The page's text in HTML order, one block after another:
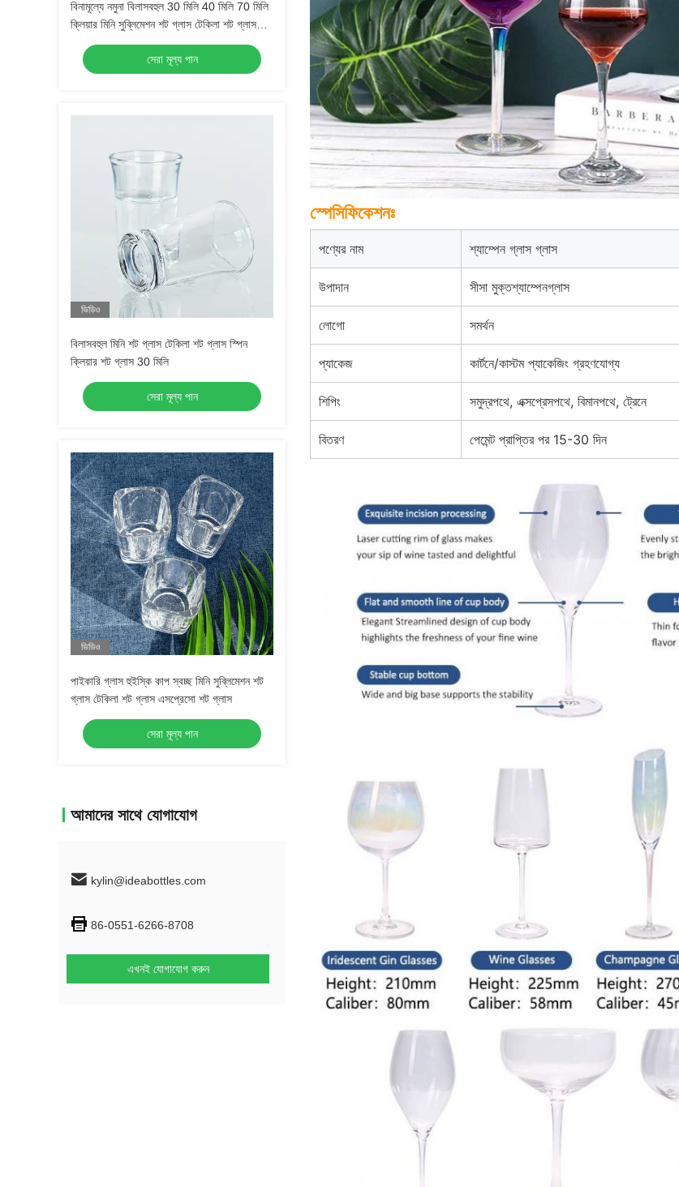
বিনামূল্যে নমুনা বিলাসবহুল 30 মিলি 40 মিলি 70 মিলি
ক্লিয়ার মিনি সুব্লিমেশন শট গ্লাস টেকিলা শট গ্লাস
এসপ্রেসো শট গ্লাস
সেরা মূল্য পান
ভিডিও
বিলাসবহুল মিনি শট গ্লাস টেকিলা শট গ্লাস স্পিন
ক্লিয়ার শট গ্লাস 30 মিলি
সেরা মূল্য পান
ভিডিও
পাইকারি গ্লাস হুইস্কি কাপ স্বচ্ছ মিনি সুব্লিমেশন শট
গ্লাস টেকিলা শট গ্লাস এসপ্রেসো শট গ্লাস
সেরা মূল্য পান
আমাদের সাথে যোগাযোগ
kylin@ideabottles.com
86-0551-6266-8708
এখনই যোগাযোগ করুন
স্পেসিফিকেশনঃ
পণ্যের নাম শ্যাম্পেন গ্লাস গ্লাস
উপাদান সীসা মুক্তশ্যাম্পেনগ্লাস
লোগো সমর্থন
প্যাকেজ কার্টনে/কাস্টম প্যাকেজিং গ্রহণযোগ্য
শিপিং সমুদ্রপথে, এক্সপ্রেসপথে, বিমানপথে, ট্রেনে
বিতরণ পেমেন্ট প্রাপ্তির পর 15-30 দিন